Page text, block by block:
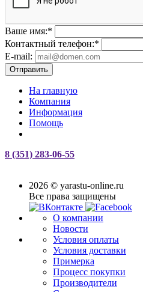
Ваше имя:*
Контактный телефон:*
E-mail:
Отправить
На главную
Компания
Информация
Помощь
8 (351) 283-06-55
2026 © yarastu-online.ru
Все права защищены
О компании
Новости
Условия оплаты
Условия доставки
Примерка
Процесс покупки
Производители